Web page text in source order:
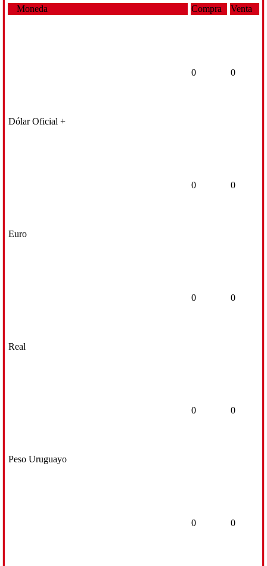
Moneda Compra Venta
Dólar Oficial +
0 0
Euro
0 0
Real
0 0
Peso Uruguayo
0 0
0 0